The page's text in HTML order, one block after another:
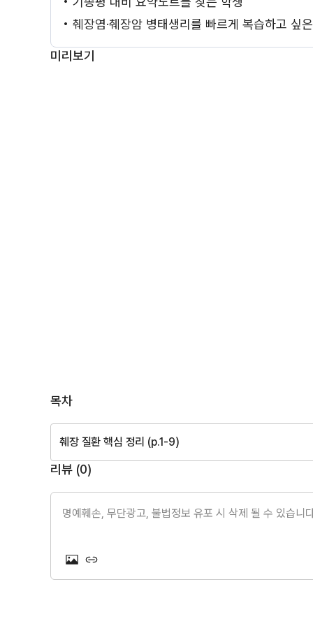
• 췌장염·췌장암 병태생리를 빠르게 복습하고 싶
미리보기
목차
췌장 질환 핵심 정리 (p.1-9)
리뷰 (0)
명예훼손, 무단광고, 불법정보 유포 시 삭제 될 수 있습니